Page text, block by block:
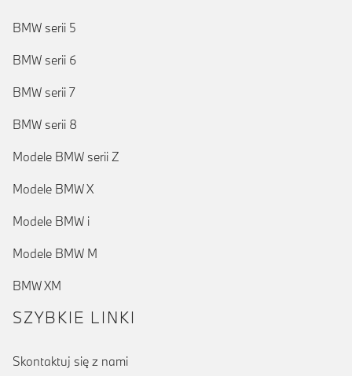
BMW serii 5
BMW serii 6
BMW serii 7
BMW serii 8
Modele BMW serii Z
Modele BMW X
Modele BMW i
Modele BMW M
BMW XM
SZYBKIE LINKI
Skontaktuj się z nami